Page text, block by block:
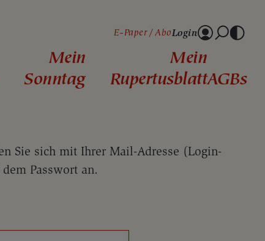
E-Paper AboLogin
Mein
Sonntag
Mein
RupertusblattAGBs
Sie sich mit Ihrer Mail-Adresse (Login-
Passwort an.